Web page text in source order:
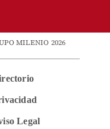
MILENIO 2026
Legal